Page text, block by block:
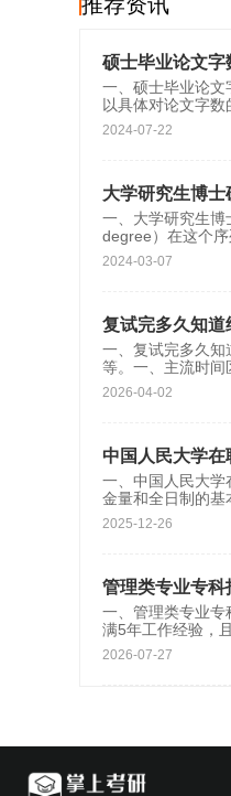
硕士毕业论文字
一、硕士毕业论文
以具体对论文字
2024-07-22
大学研究生博
一、大学研究生
degree）在这个序
2024-03-07
复试完多久知
一、复试完多久知
等。一、主流时
2026-04-02
中国人民大学在
一、中国人民大学
金量和全日制的基
2025-12-26
管理类专业专科
一、管理类专业
满5年工作经验，
2026-07-27